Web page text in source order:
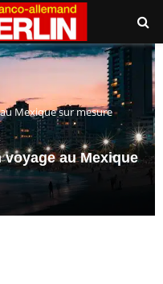
Mexique sur mesure
au Mexique